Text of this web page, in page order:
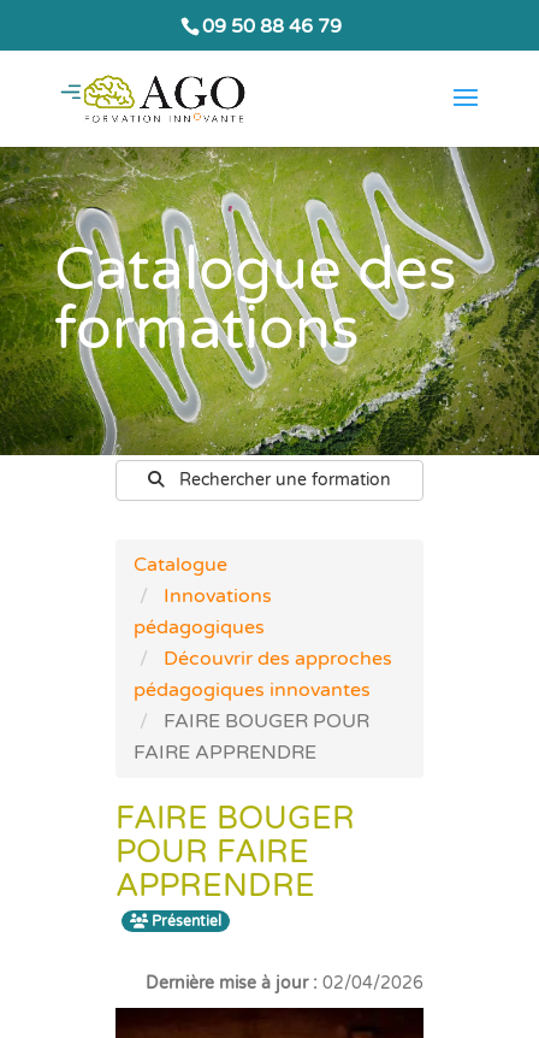
09 50 88 46 79
Catalogue des
formations
Rechercher une formation
Catalogue
Innovations
pédagogiques
Découvrir des approches
pédagogiques innovantes
FAIRE BOUGER POUR
FAIRE APPRENDRE
FAIRE BOUGER
POUR FAIRE
APPRENDRE
Présentiel
Dernière mise à jour :02/04/2026